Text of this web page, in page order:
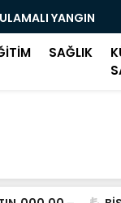
YANGIN
SAĞLIK